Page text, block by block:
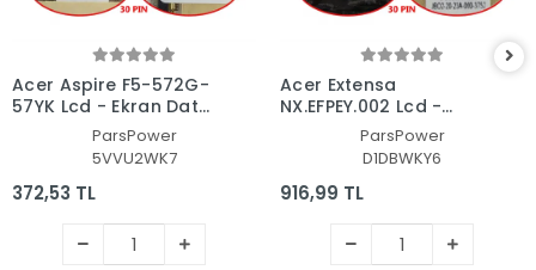
Acer Aspire F5-572G-
57YK Lcd - Ekran Data
Flex KablosuParsPower
5VVU2WK7
372,53 TL
Acer Extensa
NX.EFPEY.002 Lcd -
Ekran Data Flex
ParsPower
D1DBWKY6
916,99 TL